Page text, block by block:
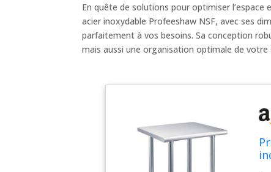
En quête de solutions pour optimiser
acier inoxydable Profeeshaw NSF, avec ses
parfaitement à vos besoins. Sa conception
mais aussi une organisation optimale de votre